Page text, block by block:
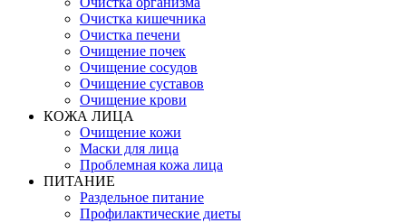
Очистка кишечника
Очистка печени
Очищение почек
Очищение сосудов
Очищение суставов
Очищение крови
КОЖА ЛИЦА
Очищение кожи
Маски для лица
Проблемная кожа лица
ПИТАНИЕ
Раздельное питание
Профилактические диеты